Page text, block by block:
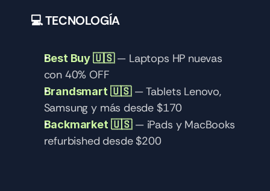
💻 TECNOLOGÍA
Best Buy 🇺🇸 — Laptops HP nuevas
con 40% OFF
Brandsmart 🇺🇸 — Tablets Lenovo,
Samsung y más desde $170
Backmarket 🇺🇸 — iPads y MacBooks
refurbished desde $200